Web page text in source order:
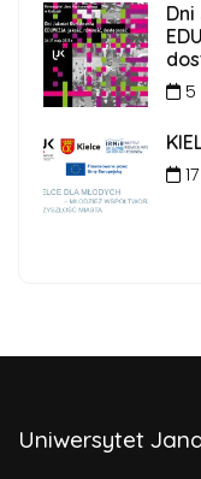
5
Uniwersytet